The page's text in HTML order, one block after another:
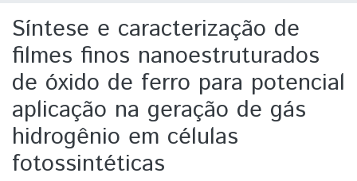
Síntese e caracterização de
filmes finos nanoestruturados
de óxido de ferro para potencial
aplicação na geração de gás
hidrogênio em células
fotossintéticas